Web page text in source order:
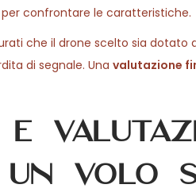
per confrontare le caratteristiche.
che il drone scelto sia dotato
di segnale. Una valutazione
e
volo